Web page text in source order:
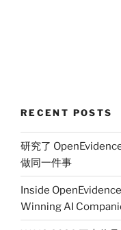
RECENT POSTS
研究了
做同一件事
Inside
Winning AI